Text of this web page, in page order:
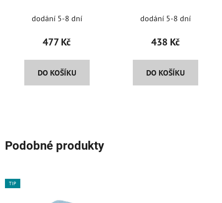
dodání 5-8 dní
477 Kč
DO KOŠÍKU
dodání 5-8 dní
438 Kč
DO KOŠÍKU
Podobné produkty
TIP